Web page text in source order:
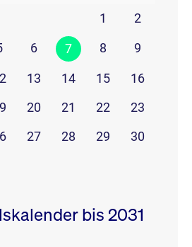
1
2
6 7 8 9
13 14 15
16
20 21 22
23
27 28 29
30
bis 2031